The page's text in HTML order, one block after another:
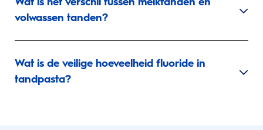
volwassen tanden?
Wat is de veilige hoeveelheid fluoride in
tandpasta?